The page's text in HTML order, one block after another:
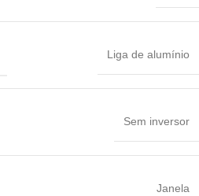
Liga de alumínio
Sem inversor
‎Janela